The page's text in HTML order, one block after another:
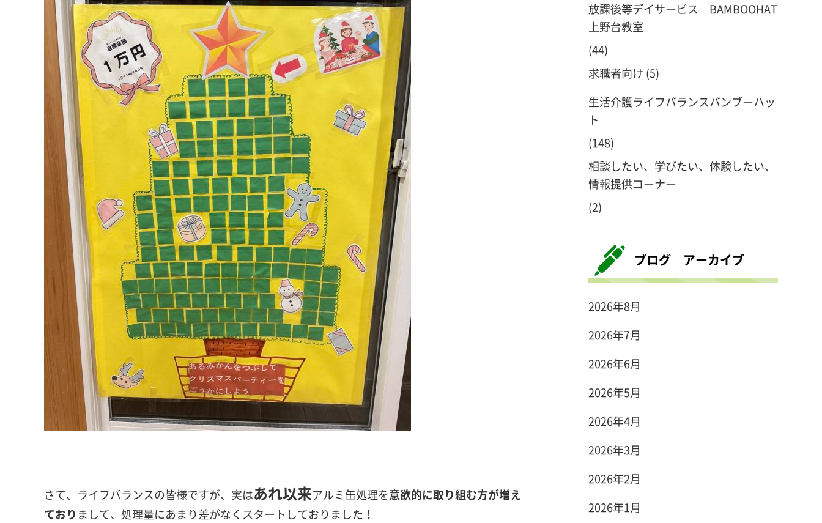
さて、ライフバランスの皆様ですが、実はあれ以来アルミ缶処理を意欲的に取り組む方が増え
ており まして、処理量にあまり差がなくスタートしておりました！
放課後等デイサービス BAMBOOHAT
上野台教室
(44)
求職者向け (5)
生活介護ライフバランスバンブーハッ
ト
(148)
相談したい、学びたい、体験したい、
情報提供コーナー
(2)
ブログ アーカイブ
2026年8月
2026年7月
2026年6月
2026年5月
2026年4月
2026年3月
2026年2月
2026年1月